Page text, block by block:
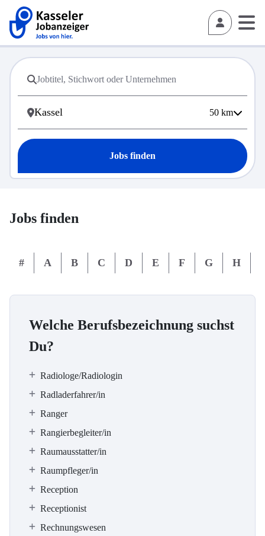
50 km
Jobs finden
Jobs finden
# A B C D E F G H
Welche Berufsbezeichnung suchst
Du?
Radiologe/Radiologin
Radladerfahrer/in
Ranger
Rangierbegleiter/in
Raumausstatter/in
Raumpfleger/in
Reception
Receptionist
Rechnungswesen